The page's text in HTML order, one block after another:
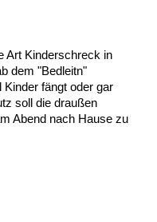
Art Kinderschreck in
dem "Bedleitn"
Kinder fängt oder gar
soll die draußen
Abend nach Hause zu